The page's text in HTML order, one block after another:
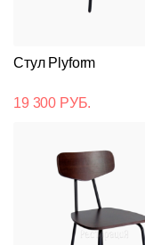
Стул Plyform
19 300 РУБ.